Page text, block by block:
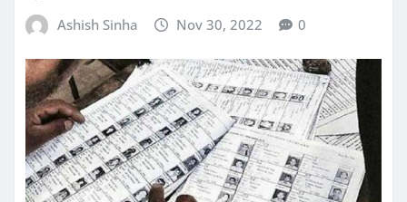
Ashish Sinha Nov 30, 2022 0